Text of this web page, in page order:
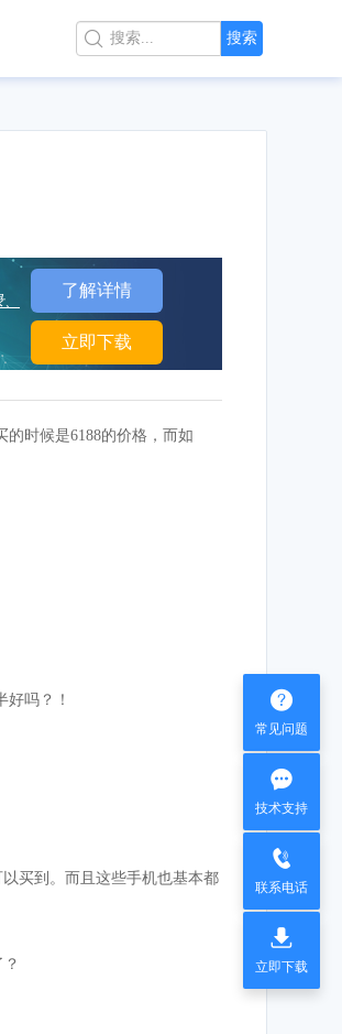
 搜索
了解详情
立即下载
的时候是6188的价格，而如
好吗？！
买到。而且这些手机也基本都

常见问题

技术支持

联系电话

立即下载